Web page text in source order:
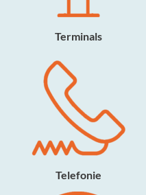
Terminals
Telefonie